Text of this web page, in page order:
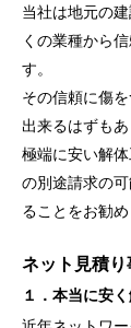
当社は地元の
くの業種から
す。
その信頼に傷
出来るはずもあ
極端に安い解
の別途請求の
ることをお勧め
ネット見積り
１．本当に安